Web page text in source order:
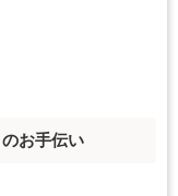
お手伝い